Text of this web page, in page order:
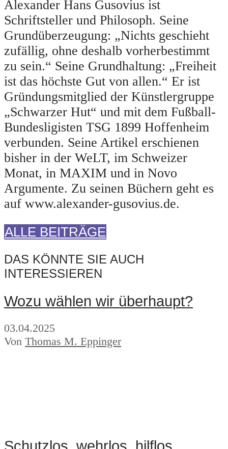
Alexander Hans Gusovius ist
Schriftsteller und Philosoph. Seine
Grundüberzeugung: „Nichts geschieht
zufällig, ohne deshalb vorherbestimmt
zu sein.“ Seine Grundhaltung: „Freiheit
ist das höchste Gut von allen.“ Er ist
Gründungsmitglied der Künstlergruppe
„Schwarzer Hut“ und mit dem Fußball-
Bundesligisten TSG 1899 Hoffenheim
verbunden. Seine Artikel erschienen
bisher in der WeLT, im Schweizer
Monat, in MAXIM und in Novo
Argumente. Zu seinen Büchern geht es
auf www.alexander-gusovius.de.
ALLE BEITRÄGE
DAS KÖNNTE SIE AUCH
INTERESSIEREN
Wozu wählen wir überhaupt?
03.04.2025
Von Thomas M. Eppinger